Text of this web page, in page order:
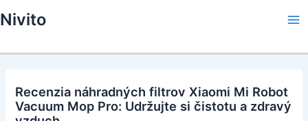
to
Nivito
Recenzia náhradných filtrov Xiaomi Mi Robot
Vacuum Mop Pro: Udržujte si čistotu a zdravý